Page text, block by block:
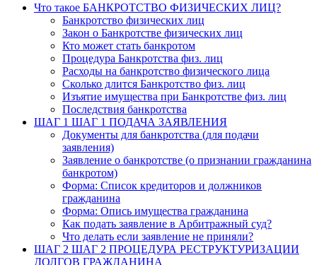
Что такое БАНКРОТСТВО ФИЗИЧЕСКИХ ЛИЦ?
Банкротство физических лиц
Закон о Банкротстве физических лиц
Кто может стать банкротом
Процедура Банкротства физ. лиц
Расходы на банкротство физического лица
Сколько длится Банкротство физ. лиц
Изъятие имущества при Банкротстве физ. лиц
Последствия банкротства
ШАГ 1 ШАГ 1 ПОДАЧА ЗАЯВЛЕНИЯ
Документы для банкротства (для подачи
заявления)
Заявление о банкротстве (о признании гражданина
банкротом)
Форма: Список кредиторов и должников
гражданина
Форма: Опись имущества гражданина
Как подать заявление в Арбитражный суд?
Что делать если заявление не приняли?
ШАГ 2 ШАГ 2 ПРОЦЕДУРА РЕСТРУКТУРИЗАЦИИ
ДОЛГОВ ГРАЖДАНИНА